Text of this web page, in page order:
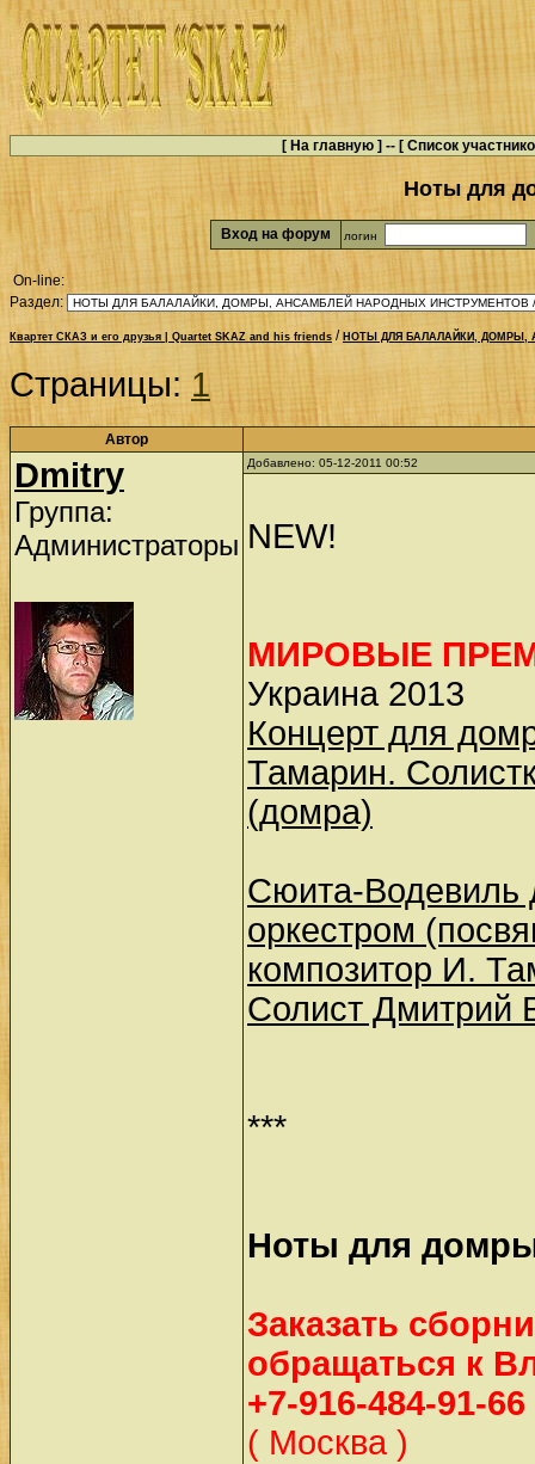
[ На главную ] -- [ Список
Ноты для
Вход на форум логин
On-line:
Раздел:
Квартет СКАЗ и его друзья | Quartet SKAZ and his friends / НОТЫ ДЛЯ БАЛАЛАЙКИ, ДОМРЫ,
Страницы: 1
Автор
Dmitry
Группа:
Администраторы
Добавлено: 05-12-2011 00:52
NEW!
МИРОВЫЕ
Украина 2013
Концерт для
Тамарин.
(домра)
Сюита-Водевиль
оркестром
композитор И.
Солист Дмитрий
***
Ноты для
Заказать
обращаться к
+7-916-484-91-66
( Москва )